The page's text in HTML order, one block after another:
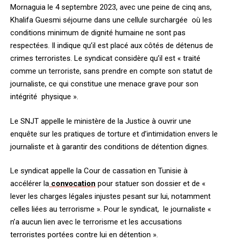
Mornaguia le 4 septembre 2023, avec une peine de cinq ans,
Khalifa Guesmi séjourne dans une cellule surchargée où les
conditions minimum de dignité humaine ne sont pas
respectées. Il indique qu’il est placé aux côtés de détenus de
crimes terroristes. Le syndicat considère qu’il est « traité
comme un terroriste, sans prendre en compte son statut de
journaliste, ce qui constitue une menace grave pour son
intégrité physique ».
Le SNJT appelle le ministère de la Justice à ouvrir une
enquête sur les pratiques de torture et d’intimidation envers le
journaliste et à garantir des conditions de détention dignes.
Le syndicat appelle la Cour de cassation en Tunisie à
accélérer la convocation pour statuer son dossier et de «
lever les charges légales injustes pesant sur lui, notamment
celles liées au terrorisme ». Pour le syndicat, le journaliste «
n’a aucun lien avec le terrorisme et les accusations
terroristes portées contre lui en détention ».